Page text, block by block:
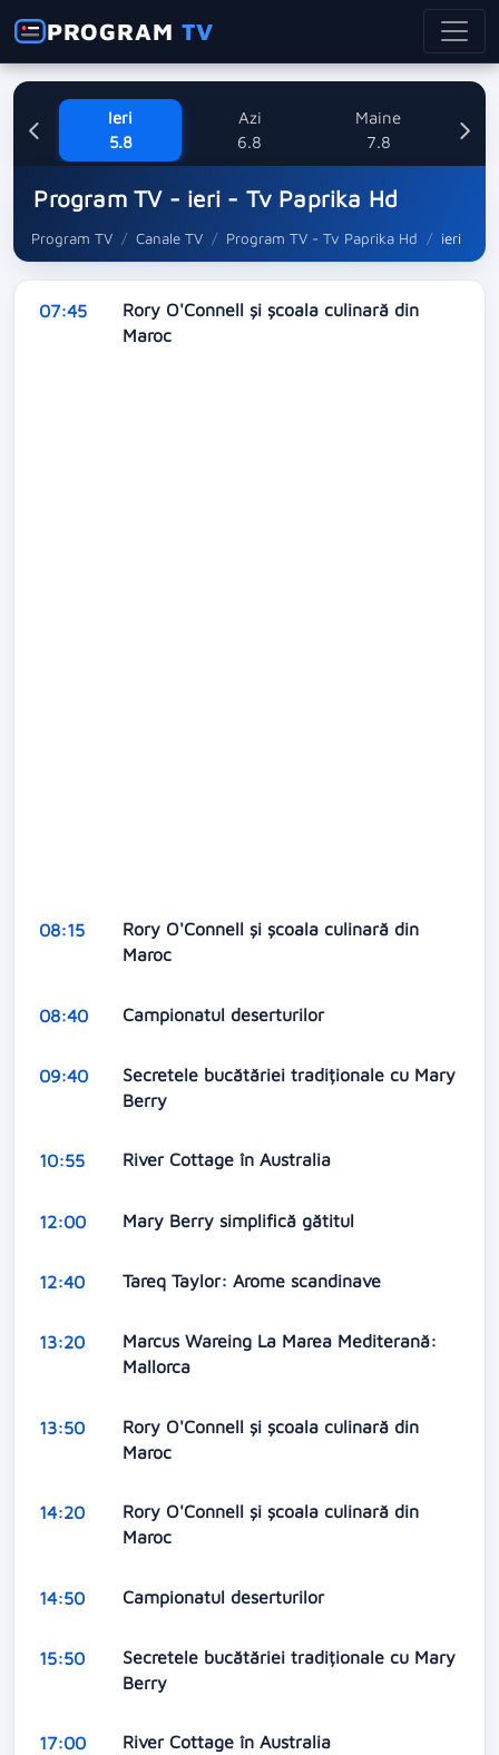
PROGRAMTV
Ieri
5.8
Azi
6.8
Maine
7.8
Program TV - ieri - Tv Paprika Hd
Program TV Canale TV Program TV - Tv Paprika Hd ieri
07:45
Rory O'Connell şi şcoala culinară din
Maroc
08:15
Rory O'Connell şi şcoala culinară din
Maroc
08:40 Campionatul deserturilor
09:40
Secretele bucătăriei tradiționale cu Mary
Berry
10:55 River Cottage în Australia
12:00 Mary Berry simplifică gătitul
12:40 Tareq Taylor: Arome scandinave
13:20
Marcus Wareing La Marea Mediterană:
Mallorca
13:50
Rory O'Connell şi şcoala culinară din
Maroc
14:20
Rory O'Connell şi şcoala culinară din
Maroc
14:50 Campionatul deserturilor
15:50
Secretele bucătăriei tradiționale cu Mary
Berry
17:00 River Cottage în Australia